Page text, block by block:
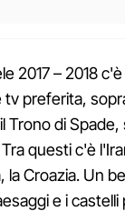
2017 – 2018
tv preferita,
Trono di
questi c'è
la Croazia. Un
e i